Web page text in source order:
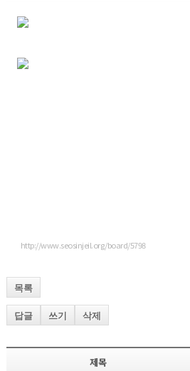
http://www.seosinjeil.org/board/5798
목록
답글 쓰기 삭제
제목